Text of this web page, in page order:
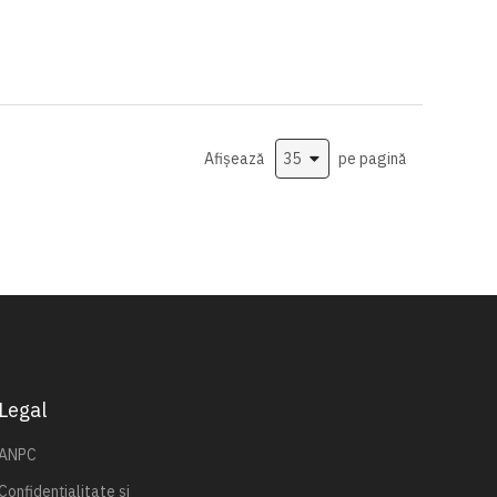
Afișează
pe pagină
Legal
Confidențialitate și